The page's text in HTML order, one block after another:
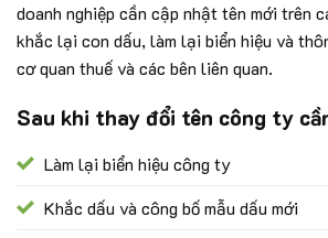
doanh nghiệp cần cập nhật tên mới trên
khắc lại con dấu, làm lại biển hiệu và
cơ quan thuế và các bên liên quan.
Sau khi thay đổi tên công ty
Làm lại biển hiệu công ty
Khắc dấu và công bố mẫu dấu mới